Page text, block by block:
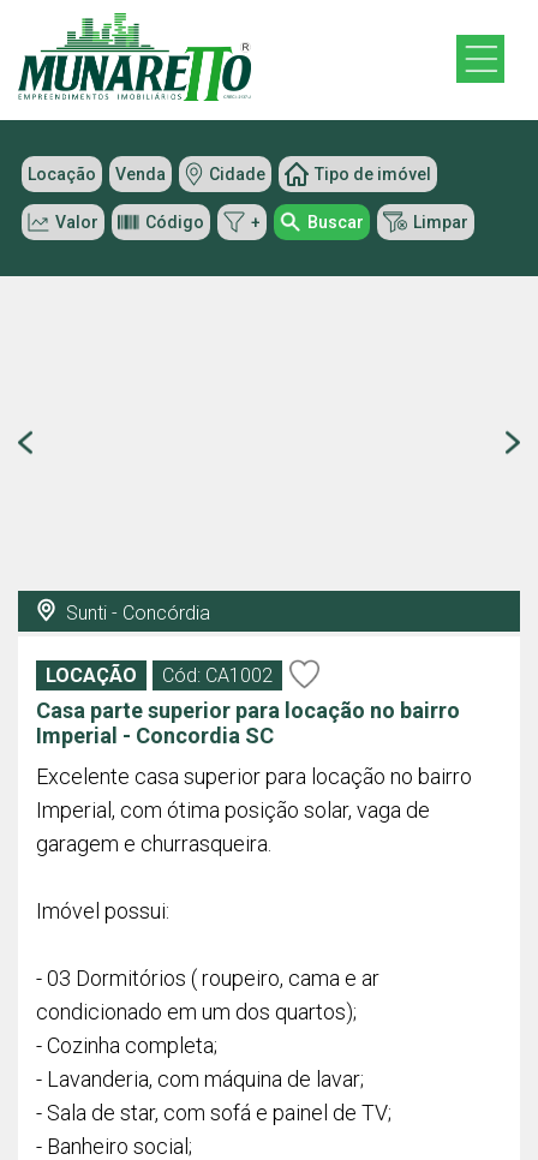
Locação Venda Cidade Tipo de imóvel
Valor Código + Buscar Limpar
Sunti - Concórdia
LOCAÇÃO Cód: CA1002
Casa parte superior para locação no bairro
Imperial - Concordia SC
Excelente casa superior para locação no bairro
Imperial, com ótima posição solar, vaga de
garagem e churrasqueira.
Imóvel possui:
- 03 Dormitórios ( roupeiro, cama e ar
condicionado em um dos quartos);
- Cozinha completa;
- Lavanderia, com máquina de lavar;
- Sala de star, com sofá e painel de TV;
- Banheiro social;